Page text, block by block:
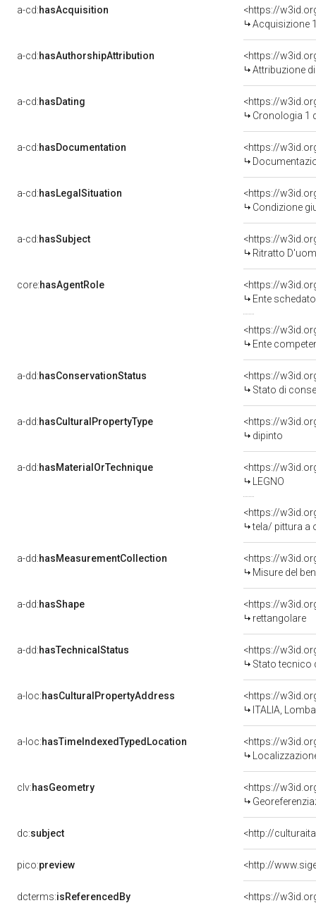
a-cd:hasAcquisition
<https://
Acquisizione
a-cd:hasAuthorshipAttribution
Attribuzione
a-cd:hasDating
<https://
Cronologia 1
a-cd:hasDocumentation
a-cd:hasLegalSituation
<https://
Condizione
a-cd:hasSubject
<https://
Ritratto
core:hasAgentRole
<https://
Ente
<https://
Ente competente per
a-dd:hasConservationStatus
<https://
Stato di
a-dd:hasCulturalPropertyType
<https://
dipinto
a-dd:hasMaterialOrTechnique
<https://
LEGNO
<https://
tela/ pittura a
a-dd:hasMeasurementCollection
<https://
Misure del
a-dd:hasShape
<https://
rettangolare
a-dd:hasTechnicalStatus
<https://
Stato tecnico
a-loc:hasCulturalPropertyAddress
<https://
ITALIA,
a-loc:hasTimeIndexedTypedLocation
<https://
clv:hasGeometry
<https://
dc:subject <http://
pico:preview
dcterms:isReferencedBy
<https://